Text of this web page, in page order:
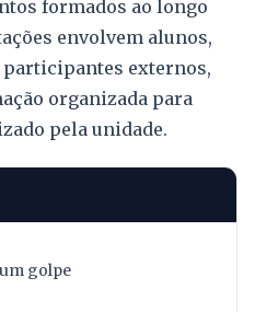
formados ao longo
envolvem alunos,
participantes externos,
organizada para
pela unidade.
golpe